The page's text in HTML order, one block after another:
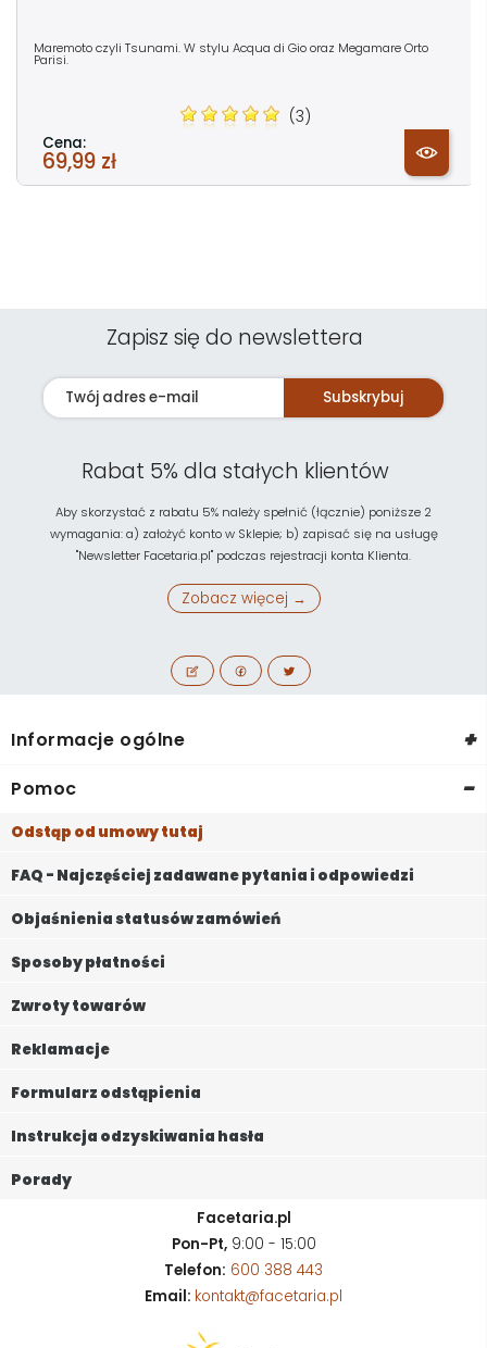
Maremoto czyli Tsunami. W stylu Acqua di Gio oraz Megamare Orto
Parisi.
(3)
Cena:
69,99 zł
Zapisz się do newslettera
Subskrybuj
Rabat 5% dla stałych klientów
Aby skorzystać z rabatu 5% należy spełnić (łącznie) poniższe 2
wymagania: a) założyć konto w Sklepie; b) zapisać się na usługę
"Newsletter Facetaria.pl" podczas rejestracji konta Klienta.
Zobacz więcej →
Informacje ogólne +
Pomoc -
Odstąp od umowy tutaj
FAQ - Najczęściej zadawane pytania i odpowiedzi
Objaśnienia statusów zamówień
Sposoby płatności
Zwroty towarów
Reklamacje
Formularz odstąpienia
Instrukcja odzyskiwania hasła
Porady
Facetaria.pl
Pon-Pt,9:00 - 15:00
Telefon: 600 388 443
Email: kontakt@facetaria.pl